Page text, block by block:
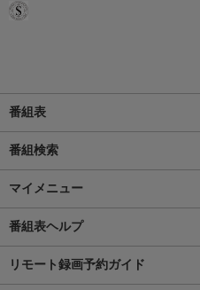
番組表
番組検索
マイメニュー
番組表ヘルプ
リモート録画予約ガイド